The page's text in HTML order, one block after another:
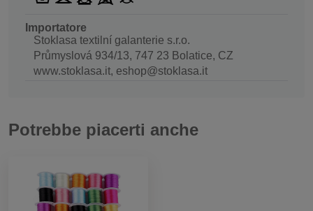
Importatore
Stoklasa textilní galanterie s.r.o.
Průmyslová 934/13, 747 23 Bolatice, CZ
www.stoklasa.it, eshop@stoklasa.it
Potrebbe piacerti anche